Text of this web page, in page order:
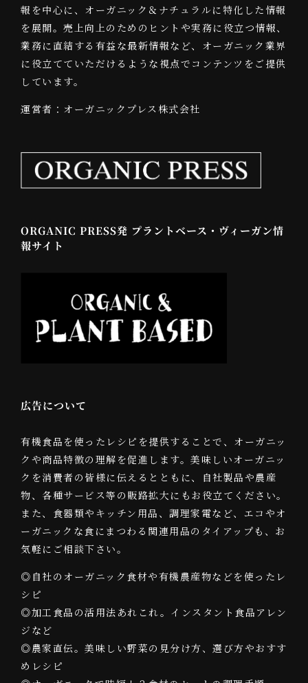
報を中心に、オーガニック＆ナチュラルに特化した情報
を展開。売上向上のためのヒントや実務に役立つ情報、
業務に直結する有益な最新情報など、オーガニック業界
に役立てていただけるような視点でコンテンツをご提供
しています。
運営者：オーガニックプレス株式会社
ORGANIC PRESS発 プラントベース・ヴィーガン情
報サイト
広告について
有機食品を使ったレシピを提供することで、オーガニッ
クや商品特徴の理解を促進します。美味しいオーガニッ
クを消費者の皆様に伝えるとともに、自社製品や農産
物、各種サービス等の販路拡大にもお役立てください。
また、食器類やキッチン用品、調理家電など、エコやオ
ーガニックな食にまつわる関連用品のタイアップも、お
気軽にご相談下さい。
◎自社のオーガニック食材や有機農産物などを使ったレ
シピ
◎加工食品の活用法あれこれ。インスタント食品アレン
ジなど
◎農家直伝。美味しい野菜の見分け方、選び方やおすす
めレシピ